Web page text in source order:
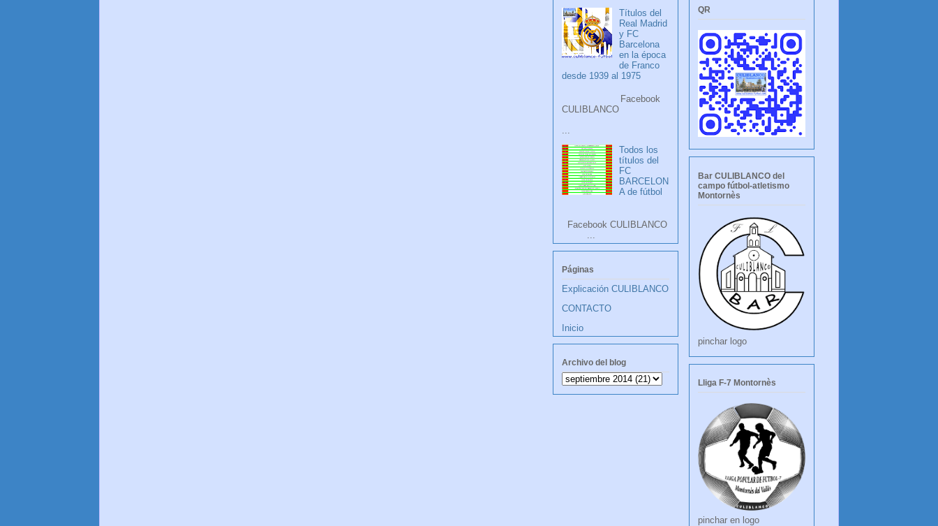
Títulos del
Real Madrid
y FC
Barcelona
en la época
de Franco
desde 1939 al 1975
Facebook
CULIBLANCO
Todos los
títulos del
FC
BARCELON
A de fútbol
Facebook CULIBLANCO
...
Páginas
Explicación CULIBLANCO
CONTACTO
Inicio
Archivo del blog
QR
Bar CULIBLANCO del
campo fútbol-atletismo
Montornès
pinchar logo
Lliga F-7 Montornès
pinchar en logo